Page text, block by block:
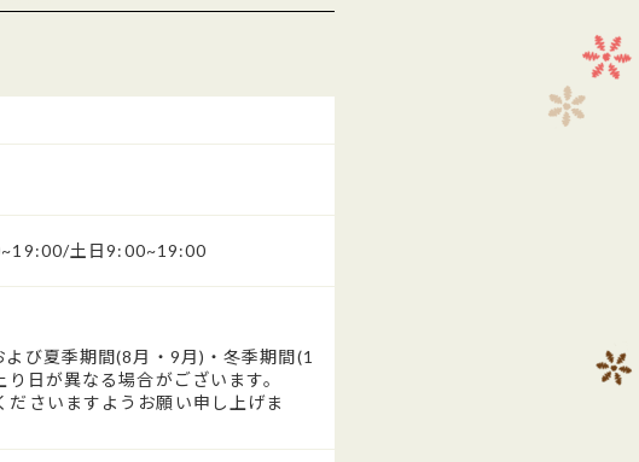
土日9:00~19:00
び夏季期間(8月・9月)・冬季期間(1
日が異なる場合がございます。
さいますようお願い申し上げま